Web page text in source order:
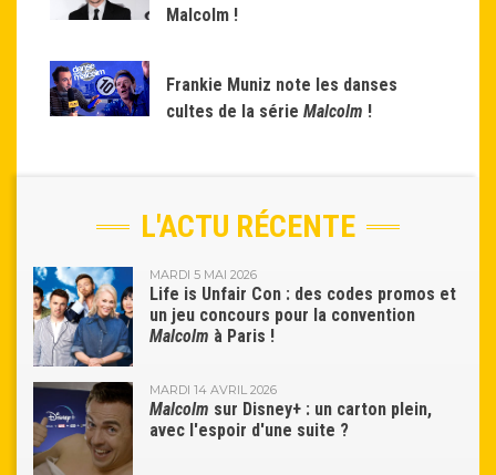
Malcolm !
Frankie Muniz note les danses
cultes de la série Malcolm !
L'ACTU RÉCENTE
MARDI 5 MAI 2026
Life is Unfair Con : des codes promos et
un jeu concours pour la convention
Malcolm à Paris !
MARDI 14 AVRIL 2026
Malcolm sur Disney+ : un carton plein,
avec l'espoir d'une suite ?